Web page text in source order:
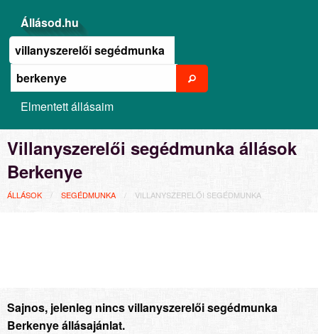
Állásod.hu
Elmentett állásaim
Villanyszerelői segédmunka állások
Berkenye
ÁLLÁSOK SEGÉDMUNKA VILLANYSZERELŐI SEGÉDMUNKA
Sajnos, jelenleg nincs villanyszerelői segédmunka
Berkenye állásajánlat.